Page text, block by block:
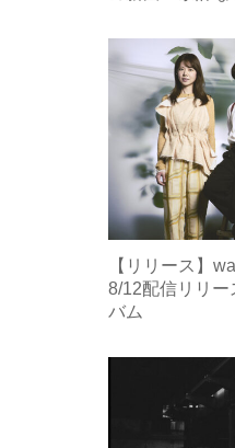
【リリース】
8/12配信リリ
バム